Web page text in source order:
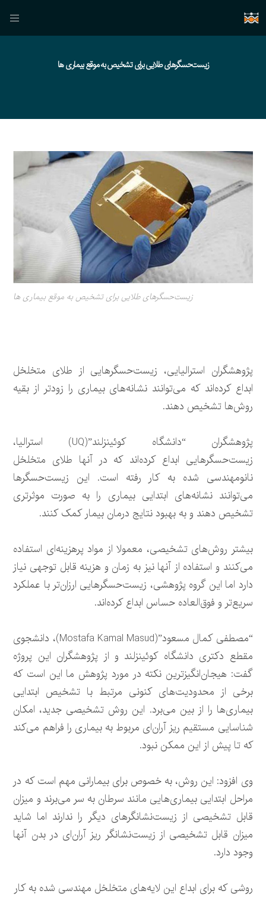
زیست‌حسگرهای طلایی برای تشخیص به موقع بیماری ها
زیست‌حسگرهای طلایی برای تشخیص به موقع بیماری ها
پژوهشگران استرالیایی، زیست‌حسگرهایی از طلای متخلخل
ابداع کرده‌اند که می‌توانند نشانه‌های بیماری را زودتر از بقیه
روش‌ها تشخیص دهند.
پژوهشگران “دانشگاه کوئینزلند”(UQ) استرالیا،
زیست‌حسگرهایی ابداع کرده‌اند که در آنها طلای متخلخل
نانومهندسی شده به کار رفته است. این زیست‌حسگرها
می‌توانند نشانه‌های ابتدایی بیماری را به صورت موثرتری
تشخیص دهند و به بهبود نتایج درمان بیمار کمک کنند.
بیشتر روش‌های تشخیصی، معمولا از مواد پرهزینه‌ای استفاده
می‌کنند و استفاده از آنها نیز به زمان و هزینه قابل توجهی نیاز
دارد اما این گروه پژوهشی، زیست‌حسگرهایی ارزان‌تر با عملکرد
سریع‌تر و فوق‌العاده حساس ابداع کرده‌اند.
“مصطفی کمال مسعود”(Mostafa Kamal Masud)، دانشجوی
مقطع دکتری دانشگاه کوئینزلند و از پژوهشگران این پروژه
گفت: هیجان‌انگیزترین نکته در مورد پژوهش ما این است که
برخی از محدودیت‌های کنونی مرتبط با تشخیص ابتدایی
بیماری‌ها را از بین می‌برد. این روش تشخیصی جدید، امکان
شناسایی مستقیم ریز آران‌ای مربوط به بیماری را فراهم می‌کند
که تا پیش از این ممکن نبود.
وی افزود: این روش، به خصوص برای بیمارانی مهم است که در
مراحل ابتدایی بیماری‌هایی مانند سرطان به سر می‌برند و میزان
قابل تشخیصی از زیست‌نشانگرهای دیگر را ندارند اما شاید
میزان قابل تشخیصی از زیست‌نشانگر ریز آران‌ای در بدن آنها
وجود دارد.
روشی که برای ابداع این لایه‌های متخلخل مهندسی شده به کار